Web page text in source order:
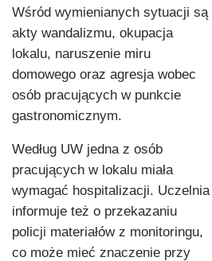
Wśród wymienianych sytuacji są
akty wandalizmu, okupacja
lokalu, naruszenie miru
domowego oraz agresja wobec
osób pracujących w punkcie
gastronomicznym.
Według UW jedna z osób
pracujących w lokalu miała
wymagać hospitalizacji. Uczelnia
informuje też o przekazaniu
policji materiałów z monitoringu,
co może mieć znaczenie przy